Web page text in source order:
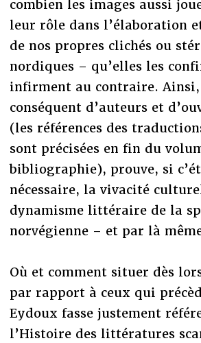
combien les images aussi
leur rôle dans l’élaboration
de nos propres clichés ou
nordiques – qu’elles les
infirment au contraire.
conséquent d’auteurs et
(les références des
sont précisées en fin du
bibliographie), prouve, si
nécessaire, la vivacité
dynamisme littéraire de la
norvégienne – et par là
Où et comment situer dès
par rapport à ceux qui
Eydoux fasse justement
l’Histoire des littératures